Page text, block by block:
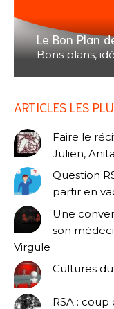
Le Bon Plan
Bons plans,
ARTICLES LES
Faire le
Julien,
Question
partir en
Une
son
Virgule
Cultures
RSA : coup